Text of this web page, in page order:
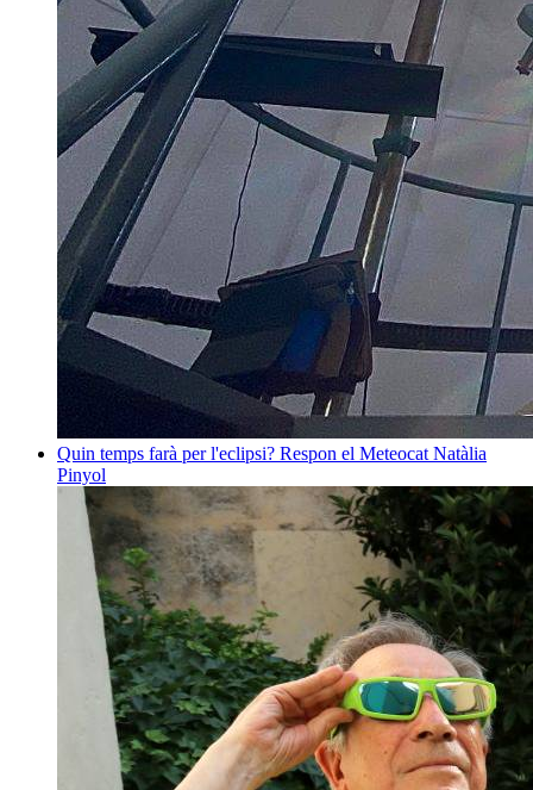
Quin temps farà per l'eclipsi? Respon el Meteocat Natàlia
Pinyol